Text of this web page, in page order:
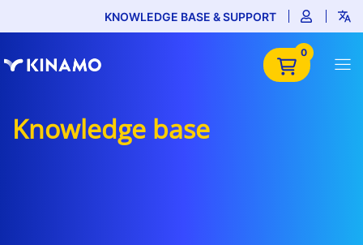
KNOWLEDGE BASE & SUPPORT
0
Knowledge base